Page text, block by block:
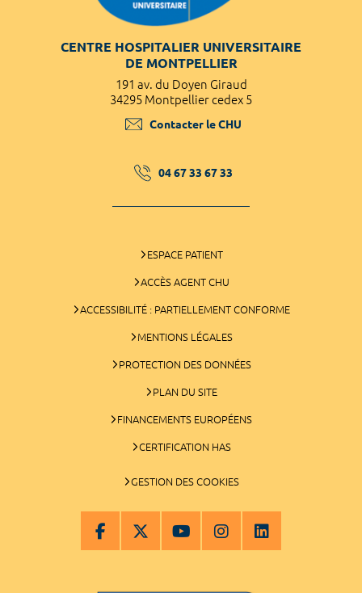
CENTRE HOSPITALIER UNIVERSITAIRE
DE MONTPELLIER
191 av. du Doyen Giraud
34295 Montpellier cedex 5
Contacter le CHU
04 67 33 67 33
ESPACE PATIENT
ACCÈS AGENT CHU
ACCESSIBILITÉ : PARTIELLEMENT CONFORME
MENTIONS LÉGALES
PROTECTION DES DONNÉES
PLAN DU SITE
FINANCEMENTS EUROPÉENS
CERTIFICATION HAS
GESTION DES COOKIES